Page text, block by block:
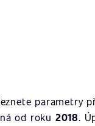
parametry
od roku 2018.